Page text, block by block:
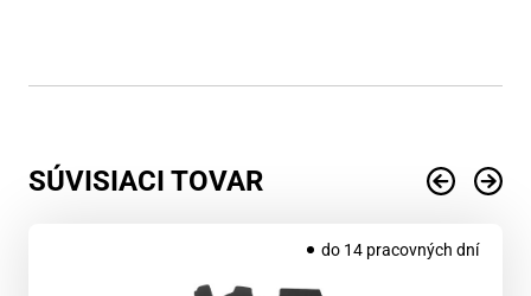
SÚVISIACI TOVAR
do 14 pracovných dní